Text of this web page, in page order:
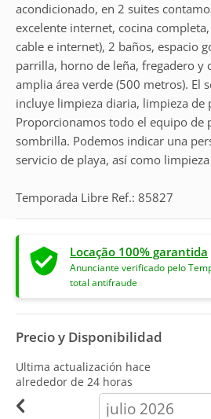
acondicionado, en 2 suites
excelente internet, cocina
cable e internet), 2 baños, espacio
parrilla, horno de leña, fregadero y
amplia área verde (500 metros). El
incluye limpieza diaria, limpieza de
Proporcionamos todo el equipo de
sombrilla. Podemos indicar una
servicio de playa, así como
Temporada Libre Ref.: 85827
Locação 100% garantida
Anunciante verificado pelo
total antifraude
Precio y Disponibilidad
Ultima actualización hace
alrededor de 24 horas
calendar-